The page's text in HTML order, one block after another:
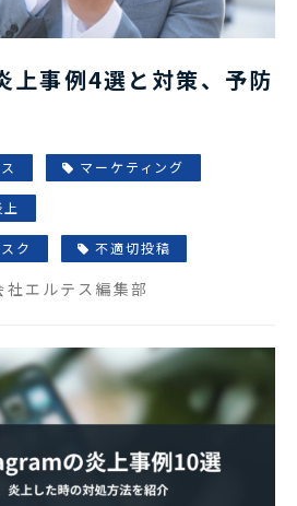
上事例4選と対策、予防
マーケティング
ク 不適切投稿
エルテス編集部